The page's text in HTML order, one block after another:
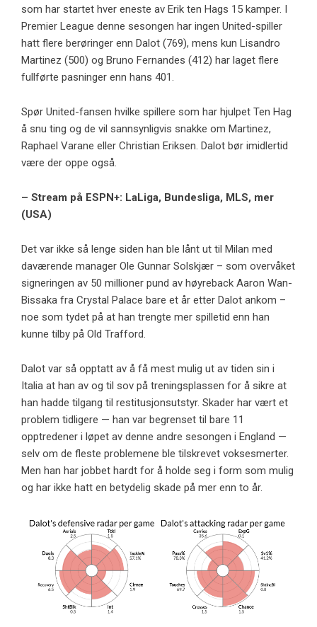
som har startet hver eneste av Erik ten Hags 15 kamper. I
Premier League denne sesongen har ingen United-spiller
hatt flere berøringer enn Dalot (769), mens kun Lisandro
Martinez (500) og Bruno Fernandes (412) har laget flere
fullførte pasninger enn hans 401.
Spør United-fansen hvilke spillere som har hjulpet Ten Hag
å snu ting og de vil sannsynligvis snakke om Martinez,
Raphael Varane eller Christian Eriksen. Dalot bør imidlertid
være der oppe også.
– Stream på ESPN+: LaLiga, Bundesliga, MLS, mer
(USA)
Det var ikke så lenge siden han ble lånt ut til Milan med
daværende manager Ole Gunnar Solskjær – som overvåket
signeringen av 50 millioner pund av høyreback Aaron Wan-
Bissaka fra Crystal Palace bare et år etter Dalot ankom –
noe som tydet på at han trengte mer spilletid enn han
kunne tilby på Old Trafford.
Dalot var så opptatt av å få mest mulig ut av tiden sin i
Italia at han av og til sov på treningsplassen for å sikre at
han hadde tilgang til restitusjonsutstyr. Skader har vært et
problem tidligere — han var begrenset til bare 11
opptredener i løpet av denne andre sesongen i England —
selv om de fleste problemene ble tilskrevet voksesmerter.
Men han har jobbet hardt for å holde seg i form som mulig
og har ikke hatt en betydelig skade på mer enn to år.